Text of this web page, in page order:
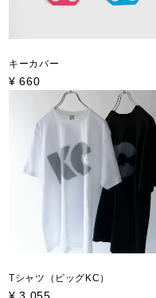
キーカバー
¥ 660
Tシャツ（ビッグKC）
¥ 3,055